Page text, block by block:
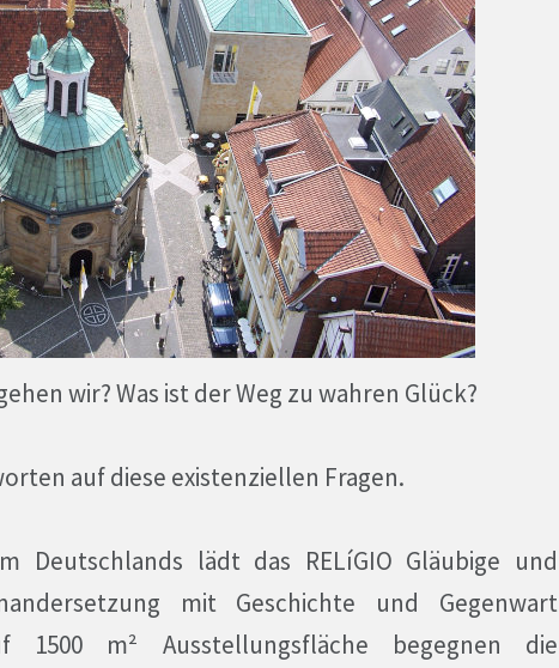
wir? Was ist der Weg zu wahren Glück?
auf diese existenziellen Fragen.
Deutschlands lädt das RELíGIO Gläubige und
mit Geschichte und Gegenwart
1500 m² Ausstellungsfläche begegnen die